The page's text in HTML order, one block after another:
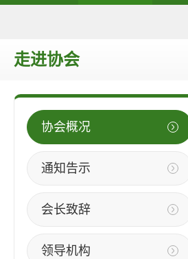
走进协会
协会概况
通知告示
会长致辞
领导机构